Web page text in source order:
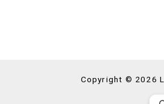
Copyright © 2026